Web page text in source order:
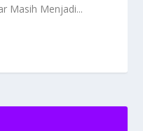
Masih Menjadi...